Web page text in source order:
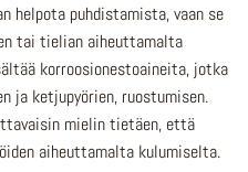
helpota puhdistamista, vaan se
tai tielian aiheuttamalta
korroosionestoaineita, jotka
ja ketjupyörien, ruostumisen.
mielin tietäen, että
aiheuttamalta kulumiselta.